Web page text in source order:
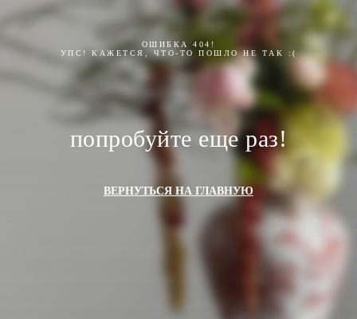
ОШИБКА 404!
УПС! КАЖЕТСЯ, ЧТО-ТО ПОШЛО НЕ ТАК :(
попробуйте еще раз!
ВЕРНУТЬСЯ НА ГЛАВНУЮ